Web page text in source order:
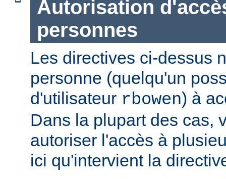
Autorisation
personnes
Les directives ci-dessus
personne (quelqu'un
d'utilisateur rbowen) à
Dans la plupart des cas,
autoriser l'accès à
ici qu'intervient la